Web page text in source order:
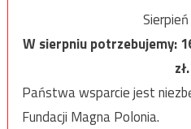
W sierpniu potrzebujemy:
zł.
Państwa wsparcie jest
Fundacji Magna Polonia.